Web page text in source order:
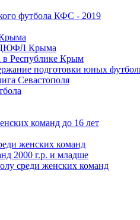
футбола КФС - 2019
ДЮФЛ Крыма
в Республике Крым
подготовки юных
Севастополя
команд до 16 лет
женских команд
2000 г.р. и младше
среди женских команд